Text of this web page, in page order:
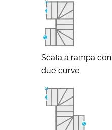
Scala a rampa con
due curve